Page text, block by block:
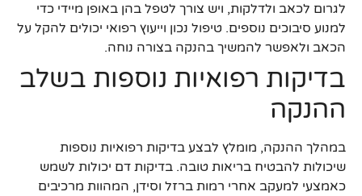
לגרום לכאב ולדלקות, ויש צורך לטפל בהן באופן מיידי כדי
למנוע סיבוכים נוספים. טיפול נכון וייעוץ רפואי יכולים להקל על
הכאב ולאפשר להמשיך בהנקה בצורה נוחה.
בדיקות רפואיות נוספות בשלב
ההנקה
במהלך ההנקה, מומלץ לבצע בדיקות רפואיות נוספות
שיכולות להבטיח בריאות טובה. בדיקות דם יכולות לשמש
כאמצעי למעקב אחרי רמות ברזל וסידן, המהוות מרכיבים